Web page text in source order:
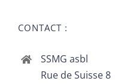
CONTACT :
SSMG asbl
Rue de Suisse 8